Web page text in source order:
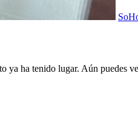
ya ha tenido lugar. Aún puedes